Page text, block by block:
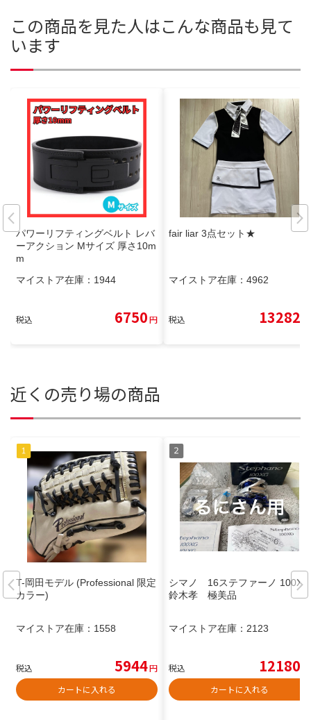
この商品を見た人はこんな商品も見て
います
パワーリフティングベルト レバ
ーアクション Mサイズ 厚さ10m
m
マイストア在庫： 1944
税込 6750円
fair liar 3点セット★
マイストア在庫： 4962
税込 13282
近くの売り場の商品
T-岡田モデル (Professional 限定
カラー)
マイストア在庫： 1558
税込 5944円
カートに入れる
シマノ 16ステファーノ 100XG
鈴木孝 極美品
マイストア在庫： 2123
税込 12180
カートに入れる